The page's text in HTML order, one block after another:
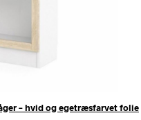
– hvid og egetræsfarvet folie